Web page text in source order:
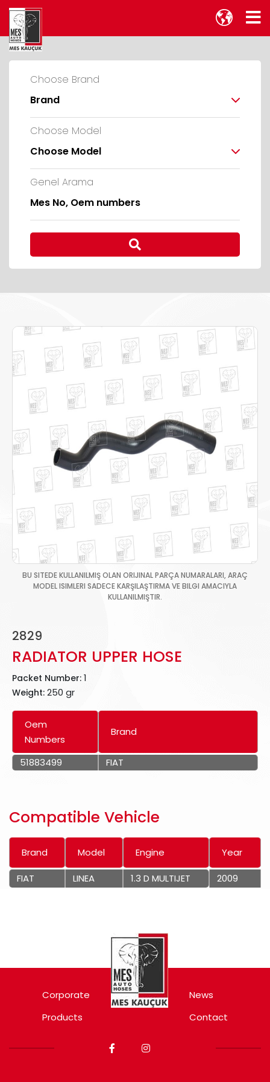
Choose Brand
Brand
Choose Model
Choose Model
Genel Arama
BU SITEDE KULLANILMIŞ OLAN ORIJINAL PARÇA NUMARALARI, ARAÇ
MODEL ISIMLERI SADECE KARŞILAŞTIRMA VE BILGI AMACIYLA
KULLANILMIŞTIR.
2829
RADIATOR UPPER HOSE
Packet Number: 1
Weight: 250 gr
Oem
Numbers
Brand
51883499 FIAT
Compatible Vehicle
Brand Model Engine Year
FIAT LINEA 1.3 D MULTIJET 2009
Corporate
Products
News
Contact